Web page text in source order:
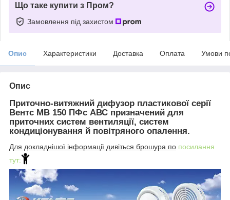
Що таке купити з Пром?
Замовлення під захистом
Опис Характеристики Доставка Оплата Умови
Опис
Приточно-витяжний дифузор пластикової серії
Вентс МВ 150 ПФс АВС призначений для
приточних систем вентиляції, систем
кондиціонування й повітряного опалення.
Для докладнішої інформації дивіться брошура по посилання
тут: